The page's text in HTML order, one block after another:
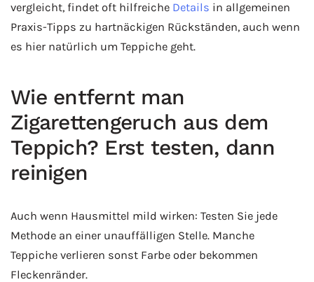
vergleicht, findet oft hilfreiche Details in allgemeinen
Praxis-Tipps zu hartnäckigen Rückständen, auch wenn
es hier natürlich um Teppiche geht.
Wie entfernt man
Zigarettengeruch aus dem
Teppich? Erst testen, dann
reinigen
Auch wenn Hausmittel mild wirken: Testen Sie jede
Methode an einer unauffälligen Stelle. Manche
Teppiche verlieren sonst Farbe oder bekommen
Fleckenränder.